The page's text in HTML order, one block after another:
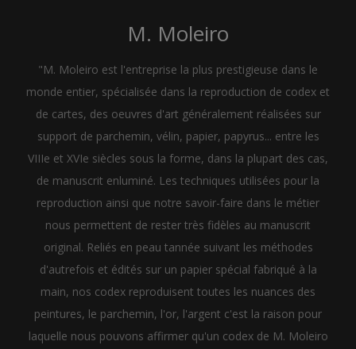
M. Moleiro
"M. Moleiro est l'entreprise la plus prestigieuse dans le
monde entier, spécialisée dans la reproduction de codex et
de cartes, des oeuvres d'art généralement réalisées sur
support de parchemin, vélin, papier, papyrus... entre les
VIIIe et XVIe siècles sous la forme, dans la plupart des cas,
de manuscrit enluminé. Les techniques utilisées pour la
reproduction ainsi que notre savoir-faire dans le métier
nous permettent de rester très fidèles au manuscrit
original. Reliés en peau tannée suivant les méthodes
d'autrefois et édités sur un papier spécial fabriqué à la
main, nos codex reproduisent toutes les nuances des
peintures, le parchemin, l'or, l'argent c'est la raison pour
laquelle nous pouvons affirmer qu'un codex de M. Moleiro